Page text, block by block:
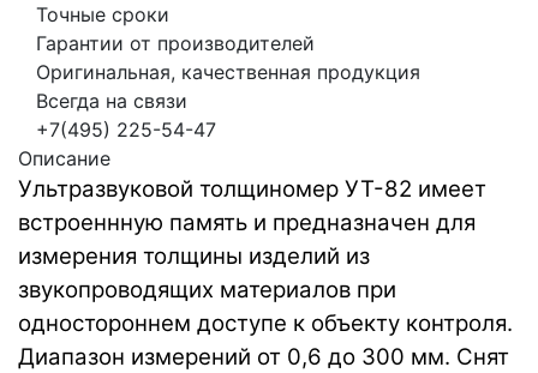
Точные сроки
Гарантии от производителей
Оригинальная, качественная продукция
Всегда на связи
+7(495) 225-54-47
Описание
Ультразвуковой толщиномер УТ-82 имеет
встроеннную память и предназначен для
измерения толщины изделий из
звукопроводящих материалов при
одностороннем доступе к объекту контроля.
Диапазон измерений от 0,6 до 300 мм. Снят